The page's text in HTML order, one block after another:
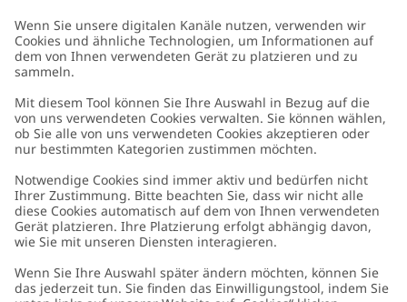
Schicken
Kundenservice
Kontaktieren Sie uns
FAQ
Über uns
Über Newbie
Germany Standort ändern